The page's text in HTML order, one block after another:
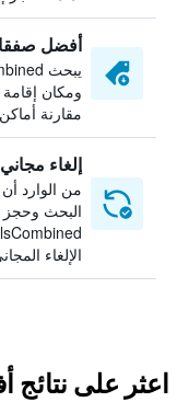
أفضل
ومكان
مقارنة أماكن
إلغاء مجاني
من الوارد
البحث وحجز
الإلغاء
اعثر على